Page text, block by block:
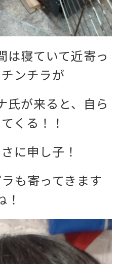
は寝ていて近寄っ
ンチラが
氏が来ると、自ら
くる！！
に申し子！
も寄ってきます
！